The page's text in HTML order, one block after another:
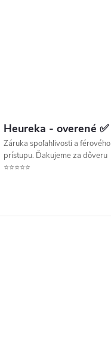
Heureka - overené ✅
Záruka spoľahlivosti a férového
prístupu. Ďakujeme za dôveru
⭐⭐⭐⭐⭐